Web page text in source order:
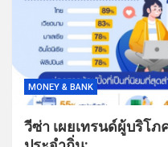
MONEY & BANK
วีซ่า เผยเทรนด์ผู้บริโ